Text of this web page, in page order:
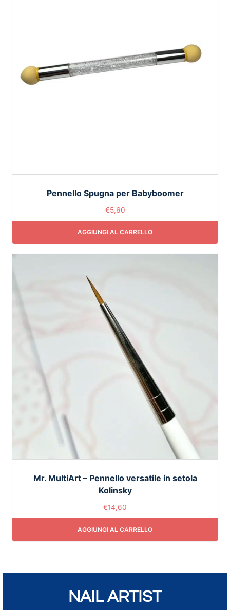
Pennello Spugna per Babyboomer
€5,60
AGGIUNGI AL CARRELLO
Mr. MultiArt – Pennello versatile in setola
Kolinsky
€14,60
AGGIUNGI AL CARRELLO
NAIL ARTIST